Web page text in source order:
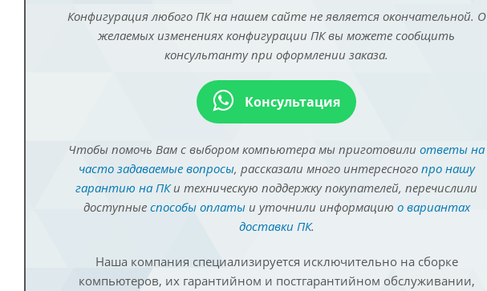
Конфигурация любого ПК на нашем сайте не является окончательной. О
желаемых изменениях конфигурации ПК вы можете сообщить
консультанту при оформлении заказа.
Консультация
Чтобы помочь Вам с выбором компьютера мы приготовили ответы на
часто задаваемые вопросы, рассказали много интересного про нашу
гарантию на ПКи техническую поддержку покупателей, перечислили
доступные способы оплатыи уточнили информацию о вариантах
доставки ПК.
Наша компания специализируется исключительно на сборке
компьютеров, их гарантийном и постгарантийном обслуживании,